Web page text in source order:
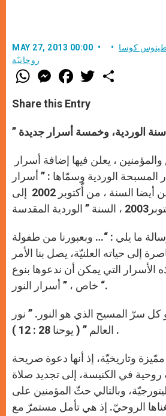
MAY 27, 2013 00:00
كوسا
روحانيّة
W
h
t
s
p
p
M
e
s
e
g
e
F
a
e
b
o
k
w
r
Share this Entry
” سنة الوردية، وخمسة أسرار جديدة
المسبحة الوردية وسمّاها : ” أسرار
النور” ،وأعلن أيضا السنة ، من أّكتوبر 2002 إلى
ما يلي : “… وبعبورنا من طفولة
إلى حياته العلنيّة، يصل بنا الأمر
الأسرار التي يمكن أن ندعوها بنوع
خاص ، ” أسرار النور “.
كل سرّ المسيح الذي هو النور. ” نور
العالم ” ( يوحنا 28 : 12 ) .
وتاريخيّة، إذ أنها دعوة صريحة
في الكنيسة، إلى تجديد صلاة
وبالتالي حثّ المؤمنين على
الروحيّ. إذ هي تأمل مستمرّ مع